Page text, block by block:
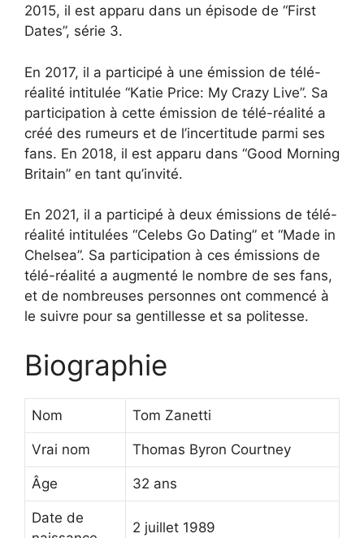
2015, il est apparu dans un épisode de “First
Dates”, série 3.
En 2017, il a participé à une émission de télé-
réalité intitulée “Katie Price: My Crazy Live”. Sa
participation à cette émission de télé-réalité a
créé des rumeurs et de l’incertitude parmi ses
fans. En 2018, il est apparu dans “Good Morning
Britain” en tant qu’invité.
En 2021, il a participé à deux émissions de télé-
réalité intitulées “Celebs Go Dating” et “Made in
Chelsea”. Sa participation à ces émissions de
télé-réalité a augmenté le nombre de ses fans,
et de nombreuses personnes ont commencé à
le suivre pour sa gentillesse et sa politesse.
Biographie
Nom Tom Zanetti
Vrai nom Thomas Byron Courtney
Âge 32 ans
Date de
2 juillet 1989